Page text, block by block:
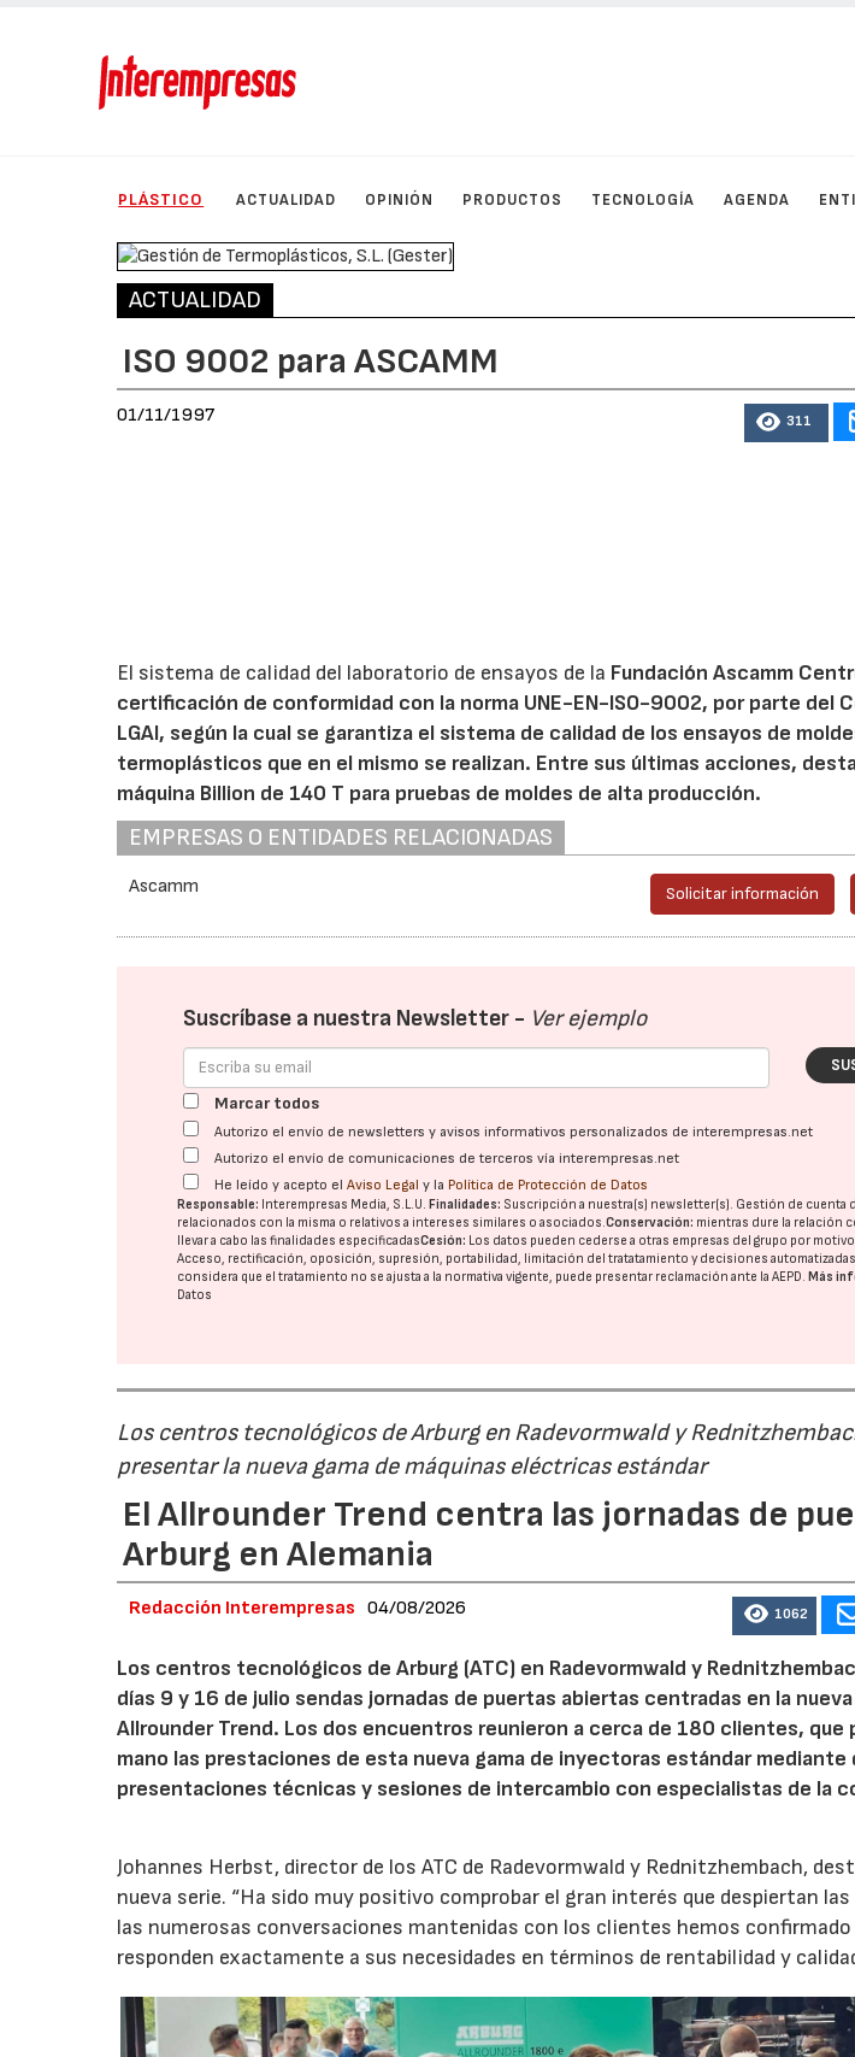
PLÁSTICO ACTUALIDAD OPINIÓN PRODUCTOS TECNOLOGÍA AGENDA
ACTUALIDAD
ISO 9002 para ASCAMM
01/11/1997 311
El sistema de calidad del laboratorio de ensayos de la Fundación Ascamm
certificación de conformidad con la norma UNE-EN-ISO-9002, por parte del
LGAI, según la cual se garantiza el sistema de calidad de los ensayos de
termoplásticos que en el mismo se realizan. Entre sus últimas acciones,
máquina Billion de 140 T para pruebas de moldes de alta producción.
EMPRESAS O ENTIDADES RELACIONADAS
Ascamm Solicitar información
Suscríbase a nuestra Newsletter - Ver ejemplo
Marcar todos
Autorizo el envío de newsletters y avisos informativos personalizados de interempresas.net
Autorizo el envío de comunicaciones de terceros vía interempresas.net
He leído y acepto elAviso Legal y la Política de Protección de Datos
Responsable: Interempresas Media, S.L.U.Finalidades: Suscripción a nuestra(s) newsletter(s). Gestión de cuenta
relacionados con la misma o relativos a intereses similares o asociados.Conservación: mientras dure la relación
llevar a cabo las finalidades especificadasCesión: Los datos pueden cederse a otras empresas del grupo por
Acceso, rectificación, oposición, supresión, portabilidad, limitación del tratatamiento y decisiones
considera que el tratamiento no se ajusta a la normativa vigente, puede presentar reclamación ante laAEPD.Más
Datos
Los centros tecnológicos de Arburg en Radevormwald y
presentar la nueva gama de máquinas eléctricas estándar
El Allrounder Trend centra las jornadas de
Arburg en Alemania
Redacción Interempresas 04/08/2026 1062
Los centros tecnológicos de Arburg (ATC) en Radevormwald y
días 9 y 16 de julio sendas jornadas de puertas abiertas centradas en la
Allrounder Trend. Los dos encuentros reunieron a cerca de 180 clientes, que
mano las prestaciones de esta nueva gama de inyectoras estándar
presentaciones técnicas y sesiones de intercambio con especialistas de la
Johannes Herbst, director de los ATC de Radevormwald y Rednitzhembach,
nueva serie. “Ha sido muy positivo comprobar el gran interés que despiertan
las numerosas conversaciones mantenidas con los clientes hemos confirmado
responden exactamente a sus necesidades en términos de rentabilidad y
23/07/2026